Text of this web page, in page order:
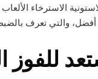
الاسترخاء
للفوز